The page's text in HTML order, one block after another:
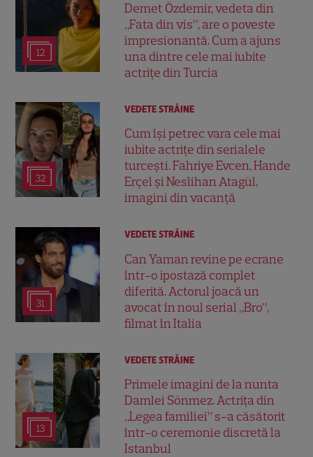
12
Demet Özdemir, vedeta din
„Fata din vis”, are o poveste
impresionantă. Cum a ajuns
una dintre cele mai iubite
actrițe din Turcia
32
VEDETE STRĂINE
Cum își petrec vara cele mai
iubite actrițe din serialele
turcești. Fahriye Evcen, Hande
Erçel și Neslihan Atagül,
imagini din vacanță
31
VEDETE STRĂINE
Can Yaman revine pe ecrane
într-o ipostază complet
diferită. Actorul joacă un
avocat în noul serial „Bro”,
filmat în Italia
13
VEDETE STRĂINE
Primele imagini de la nunta
Damlei Sönmez. Actrița din
„Legea familiei” s-a căsătorit
într-o ceremonie discretă la
Istanbul